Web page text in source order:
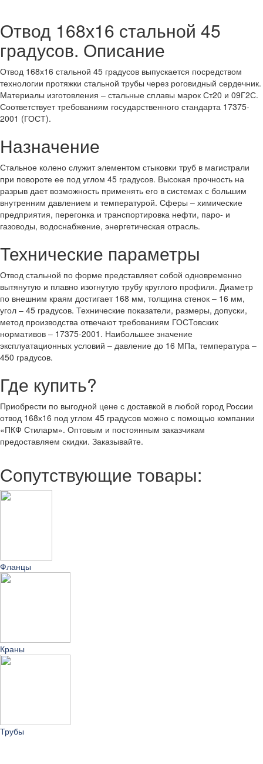
Отвод 168х16 стальной 45
градусов. Описание
Отвод 168х16 стальной 45 градусов выпускается посредством
технологии протяжки стальной трубы через роговидный сердечник.
Материалы изготовления – стальные сплавы марок Ст20 и 09Г2С.
Соответствует требованиям государственного стандарта 17375-
2001 (ГОСТ).
Назначение
Стальное колено служит элементом стыковки труб в магистрали
при повороте ее под углом 45 градусов. Высокая прочность на
разрыв дает возможность применять его в системах с большим
внутренним давлением и температурой. Сферы – химические
предприятия, перегонка и транспортировка нефти, паро- и
газоводы, водоснабжение, энергетическая отрасль.
Технические параметры
Отвод стальной по форме представляет собой одновременно
вытянутую и плавно изогнутую трубу круглого профиля. Диаметр
по внешним краям достигает 168 мм, толщина стенок – 16 мм,
угол – 45 градусов. Технические показатели, размеры, допуски,
метод производства отвечают требованиям ГОСТовских
нормативов – 17375-2001. Наибольшее значение
эксплуатационных условий – давление до 16 МПа, температура –
450 градусов.
Где купить?
Приобрести по выгодной цене с доставкой в любой город России
отвод 168х16 под углом 45 градусов можно с помощью компании
«ПКФ Стиларм». Оптовым и постоянным заказчикам
предоставляем скидки. Заказывайте.
Сопутствующие товары:
Фланцы
Краны
Трубы